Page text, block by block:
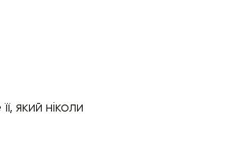
який ніколи